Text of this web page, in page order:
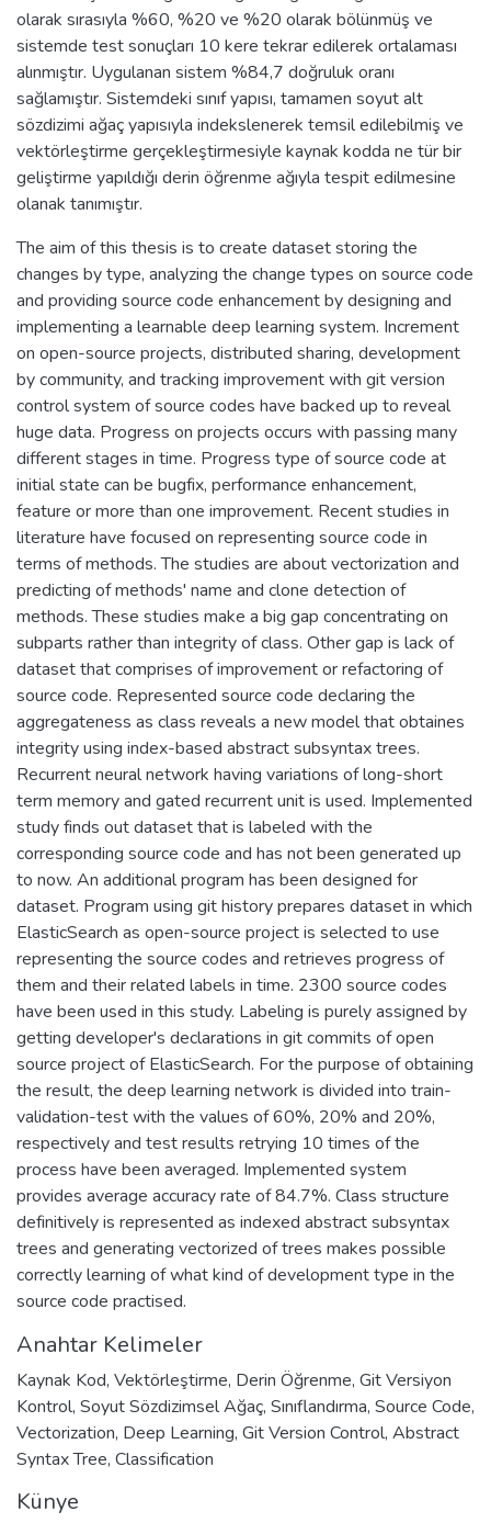
olarak sırasıyla %60, %20 ve %20 olarak bölünmüş ve
sistemde test sonuçları 10 kere tekrar edilerek ortalaması
alınmıştır. Uygulanan sistem %84,7 doğruluk oranı
sağlamıştır. Sistemdeki sınıf yapısı, tamamen soyut alt
sözdizimi ağaç yapısıyla indekslenerek temsil edilebilmiş ve
vektörleştirme gerçekleştirmesiyle kaynak kodda ne tür bir
geliştirme yapıldığı derin öğrenme ağıyla tespit edilmesine
olanak tanımıştır.
The aim of this thesis is to create dataset storing the
changes by type, analyzing the change types on source code
and providing source code enhancement by designing and
implementing a learnable deep learning system. Increment
on open-source projects, distributed sharing, development
by community, and tracking improvement with git version
control system of source codes have backed up to reveal
huge data. Progress on projects occurs with passing many
different stages in time. Progress type of source code at
initial state can be bugfix, performance enhancement,
feature or more than one improvement. Recent studies in
literature have focused on representing source code in
terms of methods. The studies are about vectorization and
predicting of methods' name and clone detection of
methods. These studies make a big gap concentrating on
subparts rather than integrity of class. Other gap is lack of
dataset that comprises of improvement or refactoring of
source code. Represented source code declaring the
aggregateness as class reveals a new model that obtaines
integrity using index-based abstract subsyntax trees.
Recurrent neural network having variations of long-short
term memory and gated recurrent unit is used. Implemented
study finds out dataset that is labeled with the
corresponding source code and has not been generated up
to now. An additional program has been designed for
dataset. Program using git history prepares dataset in which
ElasticSearch as open-source project is selected to use
representing the source codes and retrieves progress of
them and their related labels in time. 2300 source codes
have been used in this study. Labeling is purely assigned by
getting developer's declarations in git commits of open
source project of ElasticSearch. For the purpose of obtaining
the result, the deep learning network is divided into train-
validation-test with the values of 60%, 20% and 20%,
respectively and test results retrying 10 times of the
process have been averaged. Implemented system
provides average accuracy rate of 84.7%. Class structure
definitively is represented as indexed abstract subsyntax
trees and generating vectorized of trees makes possible
correctly learning of what kind of development type in the
source code practised.
Anahtar Kelimeler
Kaynak Kod, Vektörleştirme, Derin Öğrenme, Git Versiyon
Kontrol, Soyut Sözdizimsel Ağaç, Sınıflandırma, Source Code,
Vectorization, Deep Learning, Git Version Control, Abstract
Syntax Tree, Classification
Künye